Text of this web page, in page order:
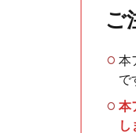
ご
本
で
本
し